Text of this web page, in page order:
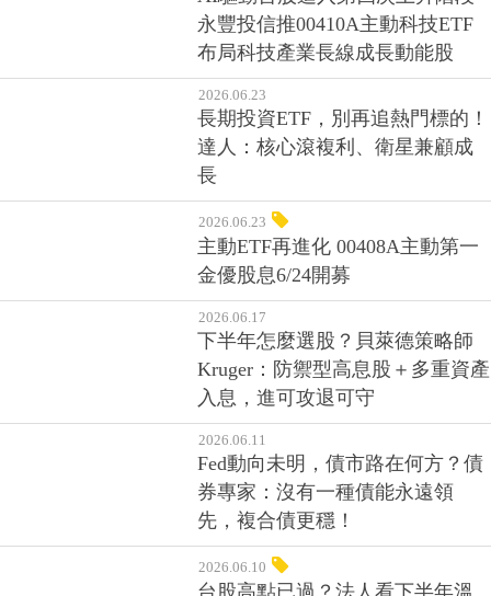
永豐投信推00410A主動科技ETF
布局科技產業長線成長動能股
2026.06.23
長期投資ETF，別再追熱門標的！
達人：核心滾複利、衛星兼顧成
長
2026.06.23
主動ETF再進化 00408A主動第一
金優股息6/24開募
2026.06.17
下半年怎麼選股？貝萊德策略師
Kruger：防禦型高息股＋多重資產
入息，進可攻退可守
2026.06.11
Fed動向未明，債市路在何方？債
券專家：沒有一種債能永遠領
先，複合債更穩！
2026.06.10
台股高點已過？法人看下半年溫